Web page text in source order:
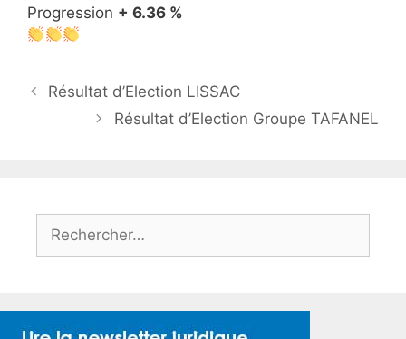
Progression + 6.36 %
Résultat d’Election LISSAC
Résultat d’Election Groupe TAFANEL